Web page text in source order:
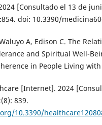
[Consultado el 13 de
doi: 10.3390/
A, Edison C. The
and Spiritual Well-
in People Living
[Internet]. 2024
839.
10.3390/